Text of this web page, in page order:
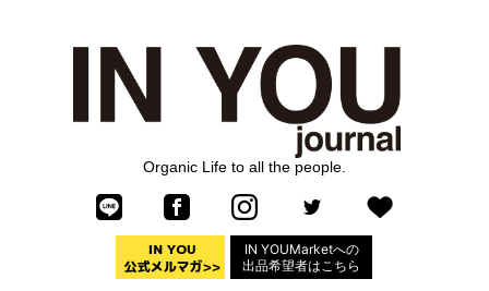
Organic Life to all the people.
IN YOUMarketへの
出品希望者はこちら